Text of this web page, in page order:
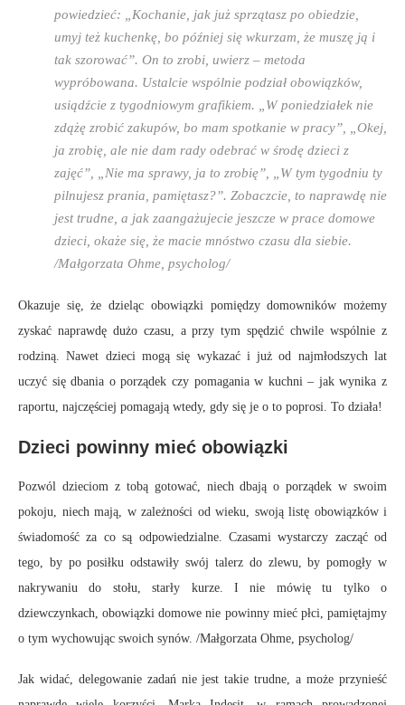
powiedzieć: „Kochanie, jak już sprzątasz po obiedzie,
umyj też kuchenkę, bo później się wkurzam, że muszę ją i
tak szorować”. On to zrobi, uwierz – metoda
wypróbowana. Ustalcie wspólnie podział obowiązków,
usiądźcie z tygodniowym grafikiem. „W poniedziałek nie
zdążę zrobić zakupów, bo mam spotkanie w pracy”, „Okej,
ja zrobię, ale nie dam rady odebrać w środę dzieci z
zajęć”, „Nie ma sprawy, ja to zrobię”, „W tym tygodniu ty
pilnujesz prania, pamiętasz?”. Zobaczcie, to naprawdę nie
jest trudne, a jak zaangażujecie jeszcze w prace domowe
dzieci, okaże się, że macie mnóstwo czasu dla siebie.
/Małgorzata Ohme, psycholog/
Okazuje się, że dzieląc obowiązki pomiędzy domowników możemy
zyskać naprawdę dużo czasu, a przy tym spędzić chwile wspólnie z
rodziną. Nawet dzieci mogą się wykazać i już od najmłodszych lat
uczyć się dbania o porządek czy pomagania w kuchni – jak wynika z
raportu, najczęściej pomagają wtedy, gdy się je o to poprosi. To działa!
Dzieci powinny mieć obowiązki
Pozwól dzieciom z tobą gotować, niech dbają o porządek w swoim
pokoju, niech mają, w zależności od wieku, swoją listę obowiązków i
świadomość za co są odpowiedzialne. Czasami wystarczy zacząć od
tego, by po posiłku odstawiły swój talerz do zlewu, by pomogły w
nakrywaniu do stołu, starły kurze. I nie mówię tu tylko o
dziewczynkach, obowiązki domowe nie powinny mieć płci, pamiętajmy
o tym wychowując swoich synów. /Małgorzata Ohme, psycholog/
Jak widać, delegowanie zadań nie jest takie trudne, a może przynieść